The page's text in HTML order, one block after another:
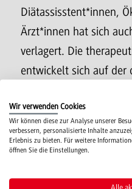
Diätassisstent*innen,
Ärzt*innen hat sich
verlagert. Die
entwickelt sich auf der
erhältlich. Es wird
der Anwendungsfälle
Wir verwenden Cookies
Wir können diese zur Analyse unserer
verbessern, personalisierte Inhalte
Erlebnis zu bieten. Für weitere
öffnen Sie die Einstellungen.
Alle